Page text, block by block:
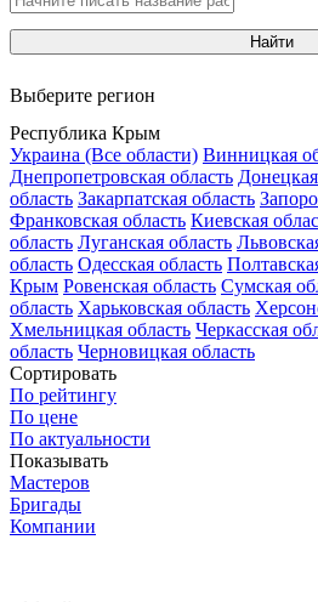
Найти
Выберите регион
Республика Крым
Украина (Все области) Винницкая
Днепропетровская область
область Закарпатская область
Франковская область Киевская
область Луганская область
область Одесская область
Крым Ровенская область Сумская
область Харьковская область
Хмельницкая область Черкасская
область Черновицкая область
Сортировать
По рейтингу
По цене
По актуальности
Показывать
Мастеров
Бригады
Компании